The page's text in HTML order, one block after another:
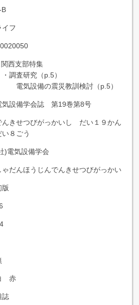
B
イフ
西支部特集
調査研究（p.5）
気設備の震災教訓検討（p.5）
気設備学会誌 第19巻第8号
んきせつびがっかいし だい１９かん
い８ごう
)電気設備学会
ゃだんほうじんでんきせつびがっかい
版
赤
誌